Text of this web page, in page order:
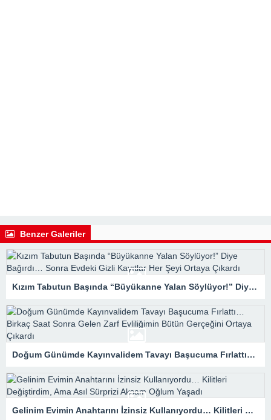
Benzer Galeriler
Kızım Tabutun Başında “Büyükanne Yalan Söylüyor!” Diye Bağırdı… Sonra Evdeki Gizli Kayıtlar Her Şeyi Ortaya Çıkardı
Doğum Günümde Kayınvalidem Tavayı Başucuma Fırlattı… Birkaç Saat Sonra Gelen Zarf Evliliğimin Bütün Gerçeğini Ortaya Çıkardı
Gelinim Evimin Anahtarını İzinsiz Kullanıyordu… Kilitleri Değiştirdim, Ama Asıl Sürprizi Akşam Oğlum Yaşadı